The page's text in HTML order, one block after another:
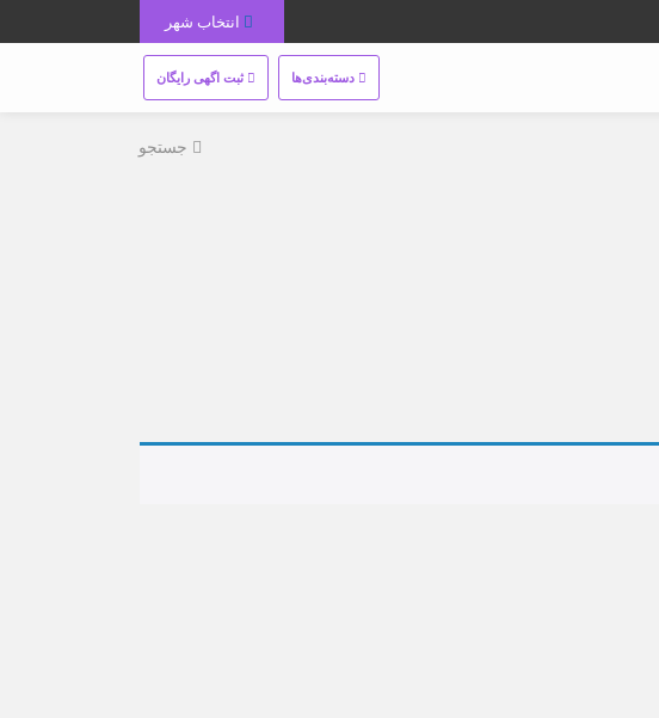
دسته‌بندی‌ها ثبت اگهی رایگان
جستجو